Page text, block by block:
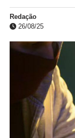
Redação
26/08/25